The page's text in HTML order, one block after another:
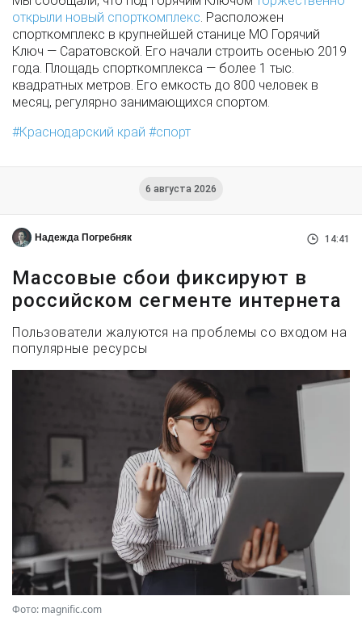
открыли новый спорткомплекс. Расположен
спорткомплекс в крупнейшей станице МО Горячий
Ключ — Саратовской. Его начали строить осенью 2019
года. Площадь спорткомплекса — более 1 тыс.
квадратных метров. Его емкость до 800 человек в
месяц, регулярно занимающихся спортом.
Краснодарский край
спорт
6 августа 2026
Надежда Погребняк 14:41
Массовые сбои фиксируют в
российском сегменте интернета
Пользователи жалуются на проблемы со входом на
популярные ресурсы
Фото: magnific.com